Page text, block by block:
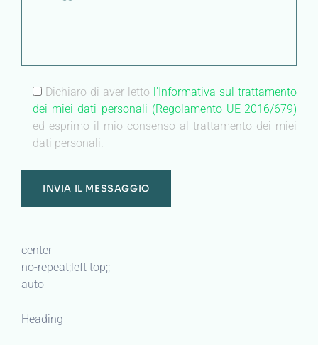
Dichiaro di aver letto l'Informativa sul trattamento
dei miei dati personali (Regolamento UE-2016/679)
ed esprimo il mio consenso al trattamento dei miei
dati personali.
center
no-repeat;left top;;
auto
Heading